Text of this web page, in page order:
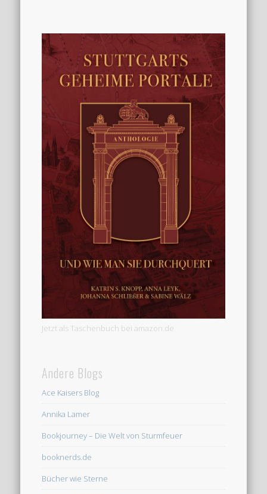
Jetzt als Taschenbuch bei amazon.de
Andere Blogs
Ace Kaisers Blog
Annika Lamer
Bookjourney – Die Welt von Sturmfeuer
booknerds.de
Bücher wie Sterne